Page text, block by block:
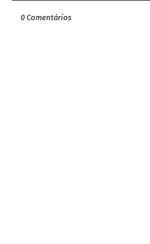
0 Comentários